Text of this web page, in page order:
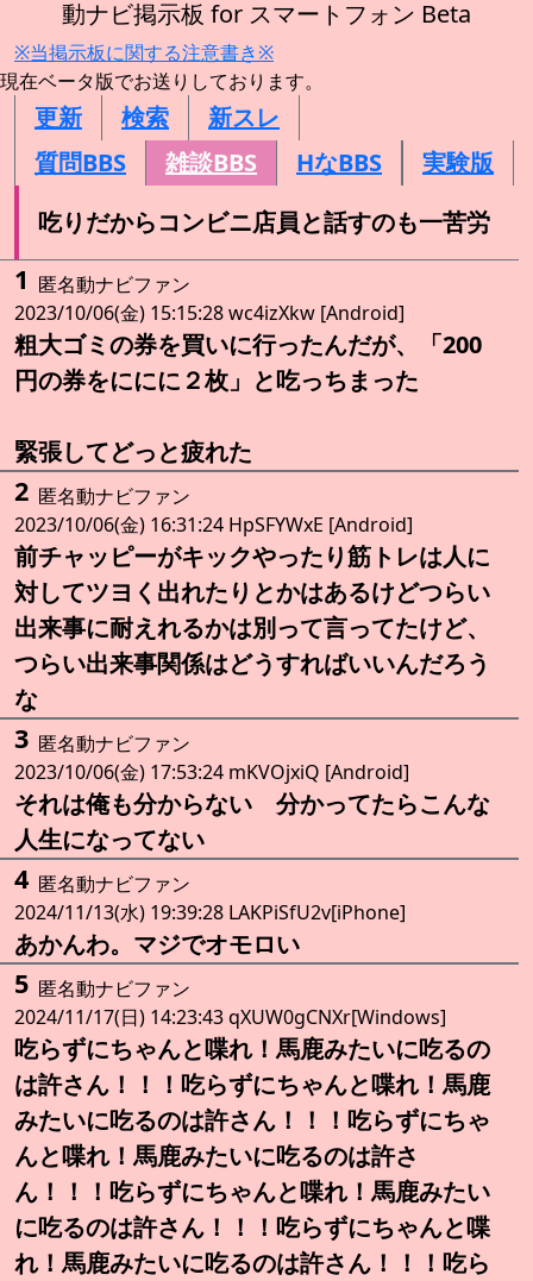
動ナビ掲示板 for スマートフォン Beta
※当掲示板に関する注意書き※
現在ベータ版でお送りしております。
更新 検索
新スレ
質問BBS
雑談BBS HなBBS
実験版
吃りだからコンビニ店員と話すのも一苦労
1 匿名動ナビファン
2023/10/06(金) 15:15:28 wc4izXkw [Android]
粗大ゴミの券を買いに行ったんだが、「200
円の券をににに２枚」と吃っちまった
緊張してどっと疲れた
2 匿名動ナビファン
2023/10/06(金) 16:31:24 HpSFYWxE [Android]
前チャッピーがキックやったり筋トレは人に
対してツヨく出れたりとかはあるけどつらい
出来事に耐えれるかは別って言ってたけど、
つらい出来事関係はどうすればいいんだろう
な
3 匿名動ナビファン
2023/10/06(金) 17:53:24 mKVOjxiQ [Android]
それは俺も分からない 分かってたらこんな
人生になってない
4 匿名動ナビファン
2024/11/13(水) 19:39:28 LAKPiSfU2v[iPhone]
あかんわ。マジでオモロい
5 匿名動ナビファン
2024/11/17(日) 14:23:43 qXUW0gCNXr[Windows]
吃らずにちゃんと喋れ！馬鹿みたいに吃るの
は許さん！！！吃らずにちゃんと喋れ！馬鹿
みたいに吃るのは許さん！！！吃らずにちゃ
んと喋れ！馬鹿みたいに吃るのは許さ
ん！！！吃らずにちゃんと喋れ！馬鹿みたい
に吃るのは許さん！！！吃らずにちゃんと喋
れ！馬鹿みたいに吃るのは許さん！！！吃ら